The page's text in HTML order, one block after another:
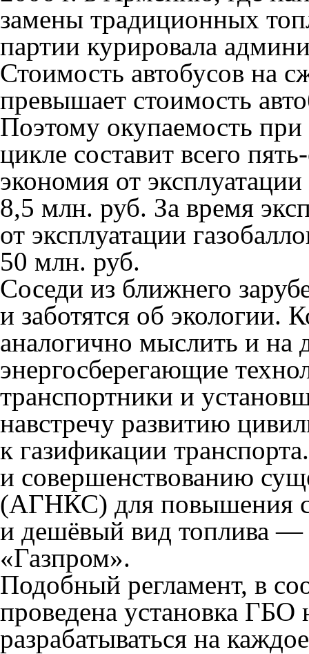
замены традиционных
партии курировала
Стоимость автобусов на
превышает стоимость
Поэтому окупаемость при
цикле составит всего
экономия от
8,5 млн. руб. За время
от эксплуатации
50 млн. руб.
Соседи из ближнего
и заботятся об экологии.
аналогично мыслить и на
энергосберегающие
транспортники и
навстречу развитию
к газификации
и совершенствованию
(АГНКС) для повышения
и дешёвый вид топлива
«Газпром».
Подобный регламент, в
проведена установка
разрабатываться на